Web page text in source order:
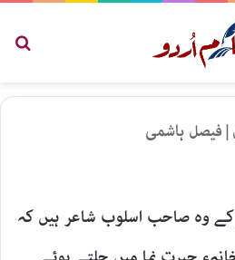
|فیصل ہاشمی
وہ صاحب اسلوب شاعر ہیں کہ